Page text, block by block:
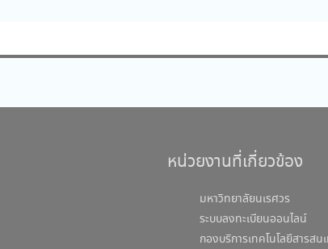
หน่วยงานที่เกี่ยวข้อง
มหาวิทยาลัยนเรศวร
ระบบลงทะเบียนออนไลน์
กองบริการเทคโนโลยีสารสน